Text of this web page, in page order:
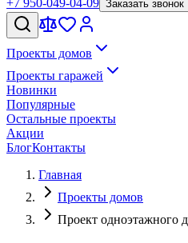
+7 950-049-04-09 Заказать звонок
Проекты домов
Проекты гаражей
Новинки
Популярные
Остальные проекты
Акции
БлогКонтакты
Главная
Проекты домов
Проект одноэтажного